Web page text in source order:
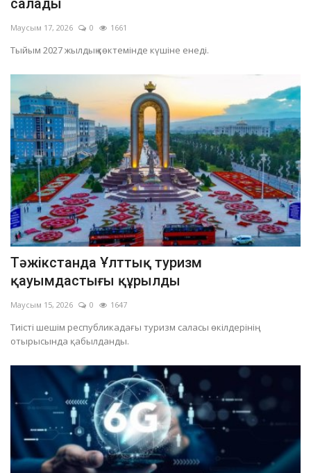
Маусым 17, 2026 0 1661
Тыйым 2027 жылдың көктемінде күшіне енеді.
Тәжікстанда Ұлттық туризм
қауымдастығы құрылды
Маусым 15, 2026 0 1647
Тиісті шешім республикадағы туризм саласы өкілдерінің
отырысында қабылданды.